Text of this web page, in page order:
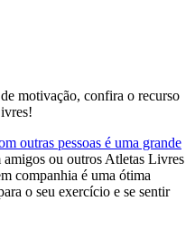
motivação, confira o recurso
outras pessoas é uma grande
amigos ou outros Atletas Livres
companhia é uma ótima
o seu exercício e se sentir